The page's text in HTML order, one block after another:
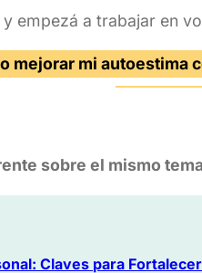
y empezá a trabajar en
mejorar mi autoestima
sobre el mismo
Claves para